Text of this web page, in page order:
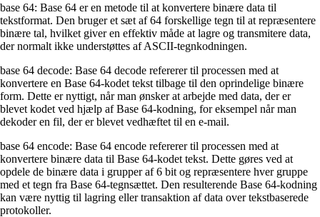
base 64: Base 64 er en metode til at konvertere binære data til
tekstformat. Den bruger et sæt af 64 forskellige tegn til at repræsentere
binære tal, hvilket giver en effektiv måde at lagre og transmitere data,
der normalt ikke understøttes af ASCII-tegnkodningen.
base 64 decode: Base 64 decode refererer til processen med at
konvertere en Base 64-kodet tekst tilbage til den oprindelige binære
form. Dette er nyttigt, når man ønsker at arbejde med data, der er
blevet kodet ved hjælp af Base 64-kodning, for eksempel når man
dekoder en fil, der er blevet vedhæftet til en e-mail.
base 64 encode: Base 64 encode refererer til processen med at
konvertere binære data til Base 64-kodet tekst. Dette gøres ved at
opdele de binære data i grupper af 6 bit og repræsentere hver gruppe
med et tegn fra Base 64-tegnsættet. Den resulterende Base 64-kodning
kan være nyttig til lagring eller transaktion af data over tekstbaserede
protokoller.